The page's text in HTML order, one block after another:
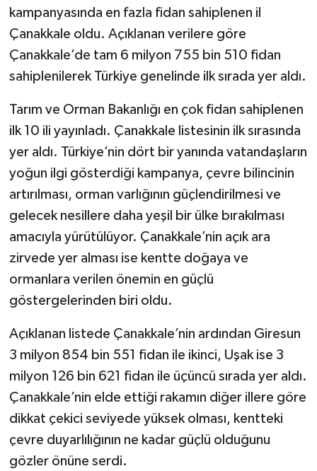
kampanyasında en fazla fidan sahiplenen il
Çanakkale oldu. Açıklanan verilere göre
Çanakkale’de tam 6 milyon 755 bin 510 fidan
sahiplenilerek Türkiye genelinde ilk sırada yer aldı.
Tarım ve Orman Bakanlığı en çok fidan sahiplenen
ilk 10 ili yayınladı. Çanakkale listesinin ilk sırasında
yer aldı. Türkiye’nin dört bir yanında vatandaşların
yoğun ilgi gösterdiği kampanya, çevre bilincinin
artırılması, orman varlığının güçlendirilmesi ve
gelecek nesillere daha yeşil bir ülke bırakılması
amacıyla yürütülüyor. Çanakkale’nin açık ara
zirvede yer alması ise kentte doğaya ve
ormanlara verilen önemin en güçlü
göstergelerinden biri oldu.
Açıklanan listede Çanakkale’nin ardından Giresun
3 milyon 854 bin 551 fidan ile ikinci, Uşak ise 3
milyon 126 bin 621 fidan ile üçüncü sırada yer aldı.
Çanakkale’nin elde ettiği rakamın diğer illere göre
dikkat çekici seviyede yüksek olması, kentteki
çevre duyarlılığının ne kadar güçlü olduğunu
gözler önüne serdi.